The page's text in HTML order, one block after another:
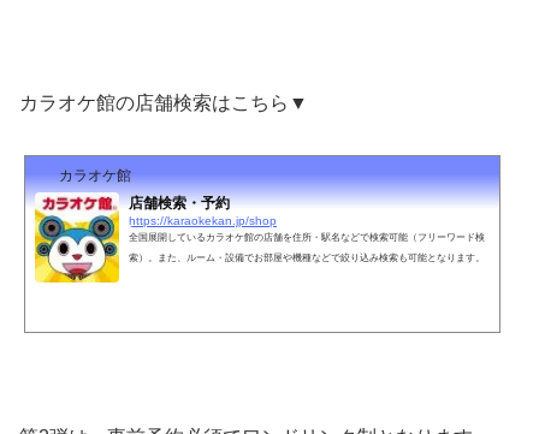
カラオケ館の店舗検索はこちら▼
カラオケ館
店舗検索・予約
https://karaokekan.jp/shop
全国展開しているカラオケ館の店舗を住所・駅名などで検索可能（フリーワード検
索）。また、ルーム・設備でお部屋や機種などで絞り込み検索も可能となります。